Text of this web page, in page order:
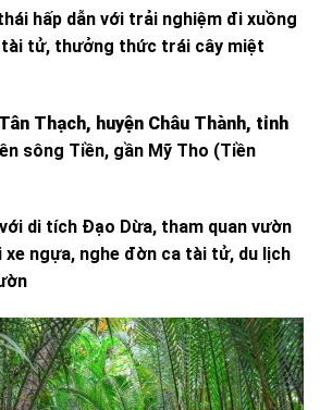
hấp dẫn với trải nghiệm đi xuồng
tài tử, thưởng thức trái cây miệt
Thạch, huyện Châu Thành, tỉnh
sông Tiền, gần Mỹ Tho (Tiền
di tích Đạo Dừa, tham quan vườn
ngựa, nghe đờn ca tài tử, du lịch